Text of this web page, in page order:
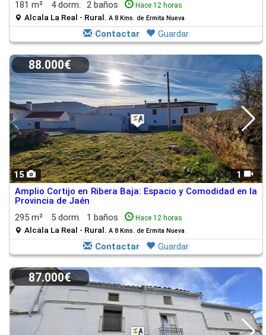
181 m² 4 dorm. 2 baños Hace 12 horas
Alcala La Real - Rural. A 8 Kms. de Ermita Nueva
Contactar Guardar
15 1
88.000€
Amplio Cortijo en Ribera Baja: Espacio y Comodidad en la
Provincia de Jaén
295 m²
5 dorm. 1 baños Hace 12 horas
Alcala La Real - Rural. A 8 Kms. de Ermita Nueva
Contactar Guardar
87.000€